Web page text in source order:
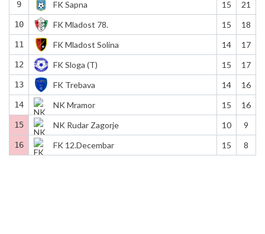
9 FK Sapna 15 21
10 FK Mladost 78. 15 18
11 FK Mladost Solina 14 17
12 FK Sloga (T) 15 17
13 FK Trebava 14 16
14 NK Mramor 15 16
15 NK Rudar Zagorje 10 9
16 FK 12.Decembar 15 8